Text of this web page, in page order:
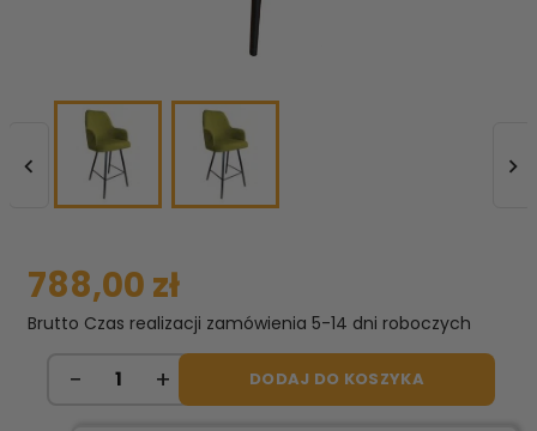
 
788,00 zł
Brutto Czas realizacji zamówienia 5-14 dni roboczych
DODAJ DO KOSZYKA